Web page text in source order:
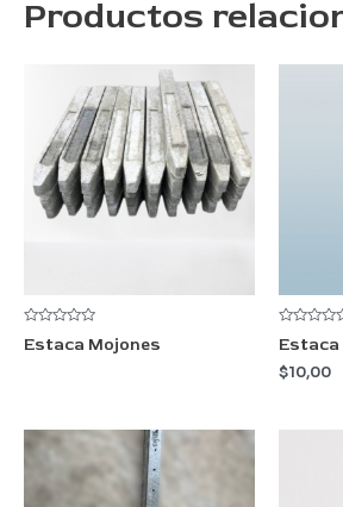
Productos
con
Estaca Mojones
con
0
de
Estaca
$10,00